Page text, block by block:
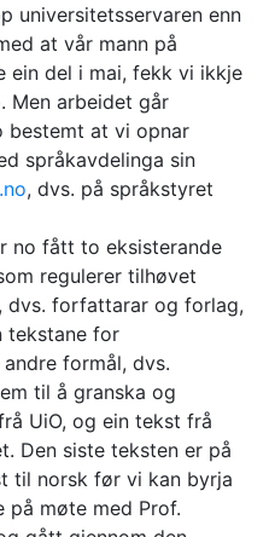
universitetsservaren enn
at vår mann på
ein del i mai, fekk vi ikkje
Men arbeidet går
bestemt at vi opnar
språkavdelinga sin
, dvs. på språkstyret
no fått to eksisterande
regulerer tilhøvet
dvs. forfattarar og forlag,
tekstane for
formål, dvs.
til å granska og
UiO, og ein tekst frå
Den siste teksten er på
til norsk før vi kan byrja
på møte med Prof.